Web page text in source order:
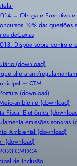
– Obriga e Executivo e
10% das questões
deCaxias
Dispõe sobre controle
(download)
que alteraram/
– CTM
(download)
ambiente (download)
Fiscal Eletrônica
emissões sonoras
Ambiental (download)
(download)
CMDCA
de Inclusão